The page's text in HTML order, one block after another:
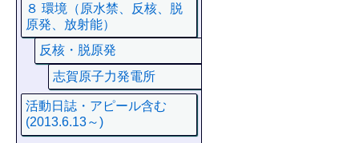
８ 環境（原水禁、反核、脱
原発、放射能）
反核・脱原発
志賀原子力発電所
活動日誌・アピール含む
(2013.6.13～)